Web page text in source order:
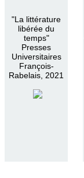
"La littérature
libérée du
temps"
Presses
Universitaires
François-
Rabelais, 2021